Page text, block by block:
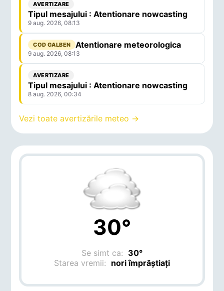
AVERTIZARE
Tipul mesajului : Atentionare nowcasting
9 aug. 2026, 08:13
COD GALBEN Atentionare meteorologica
9 aug. 2026, 08:13
AVERTIZARE
Tipul mesajului : Atentionare nowcasting
8 aug. 2026, 00:34
Vezi toate avertizările meteo →
30°
Se simt ca: 30°
Starea vremii: nori împrăștiați